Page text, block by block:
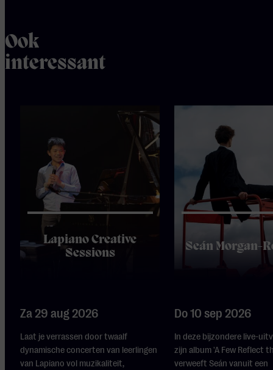
Ook
interessant
Lapiano Creative
Sessions
Za 29 aug 2026
Laat je verrassen door twaalf
dynamische concerten van leerlingen
van Lapiano vol muzikaliteit,
Seán Morgan-
Do 10 sep 2026
In deze bijzondere live-
zijn album 'A Few Reflect
verweeft Seán vanuit een